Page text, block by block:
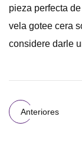
pieza perfecta
vela gotee cera
considere darle
Anteriores